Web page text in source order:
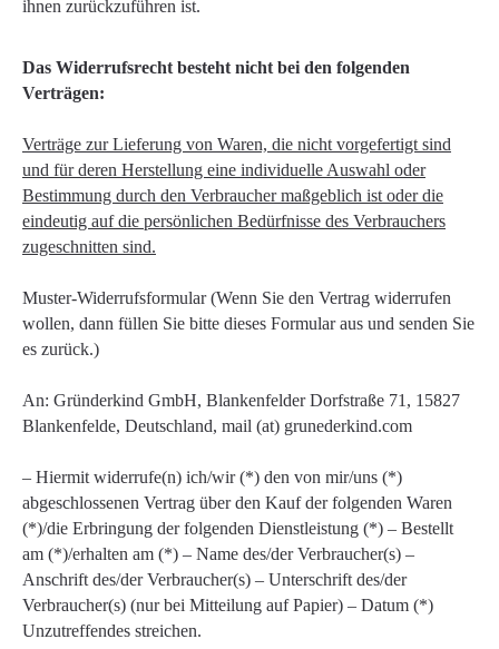
ihnen zurückzuführen ist.
Das Widerrufsrecht besteht nicht bei den folgenden
Verträgen:
Verträge zur Lieferung von Waren, die nicht vorgefertigt sind
und für deren Herstellung eine individuelle Auswahl oder
Bestimmung durch den Verbraucher maßgeblich ist oder die
eindeutig auf die persönlichen Bedürfnisse des Verbrauchers
zugeschnitten sind.
Muster-Widerrufsformular (Wenn Sie den Vertrag widerrufen
wollen, dann füllen Sie bitte dieses Formular aus und senden Sie
es zurück.)
An: Gründerkind GmbH, Blankenfelder Dorfstraße 71, 15827
Blankenfelde, Deutschland, mail (at) grunederkind.com
– Hiermit widerrufe(n) ich/wir (*) den von mir/uns (*)
abgeschlossenen Vertrag über den Kauf der folgenden Waren
(*)/die Erbringung der folgenden Dienstleistung (*) – Bestellt
am (*)/erhalten am (*) – Name des/der Verbraucher(s) –
Anschrift des/der Verbraucher(s) – Unterschrift des/der
Verbraucher(s) (nur bei Mitteilung auf Papier) – Datum (*)
Unzutreffendes streichen.